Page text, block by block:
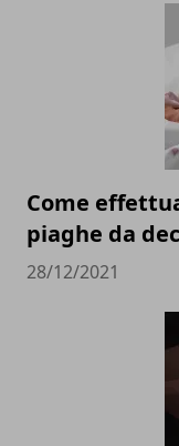
Come
piaghe da
28/12/2021